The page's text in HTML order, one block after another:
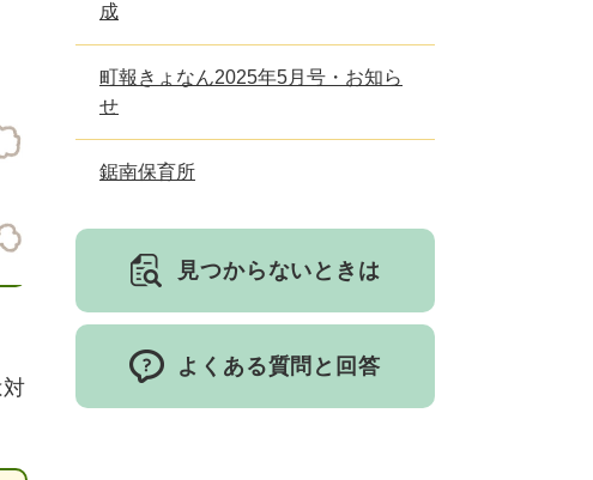
成
町報きょなん2025年5月号・お知ら
せ
鋸南保育所
見つからないときは
よくある質問と回答